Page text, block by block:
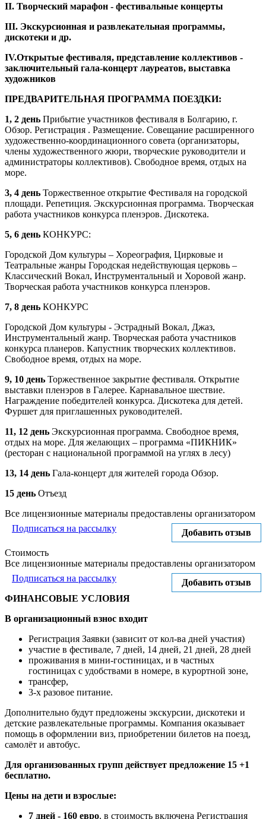
II. Творческий марафон - фестивальные концерты
III. Экскурсионная и развлекательная программы,
дискотеки и др.
IV.Открытые фестиваля, представление коллективов -
заключительный гала-концерт лауреатов, выставка
художников
ПРЕДВАРИТЕЛЬНАЯ ПРОГРАММА ПОЕЗДКИ:
1, 2 день Прибытие участников фестиваля в Болгарию, г.
Обзор. Регистрация . Размещение. Совещание расширенного
художественно-координационного совета (организаторы,
члены художественного жюри, творческие руководители и
администраторы коллективов). Свободное время, отдых на
море.
3, 4 день Торжественное открытие Фестиваля на городской
площади. Репетиция. Экскурсионная программа. Творческая
работа участников конкурса пленэров. Дискотека.
5, 6 день КОНКУРС:
Городской Дом культуры – Хореография, Цирковые и
Театральные жанры Городская недействующая церковь –
Классический Вокал, Инструментальный и Хоровой жанр.
Творческая работа участников конкурса пленэров.
7, 8 день КОНКУРС
Городской Дом культуры - Эстрадный Вокал, Джаз,
Инструментальный жанр. Творческая работа участников
конкурса планеров. Капустник творческих коллективов.
Свободное время, отдых на море.
9, 10 день Торжественное закрытие фестиваля. Открытие
выставки пленэров в Галерее. Карнавальное шествие.
Награждение победителей конкурса. Дискотека для детей.
Фуршет для приглашенных руководителей.
11, 12 день Экскурсионная программа. Свободное время,
отдых на море. Для желающих – программа «ПИКНИК»
(ресторан с национальной программой на углях в лесу)
13, 14 день Гала-концерт для жителей города Обзор.
15 день Отъезд
Все лицензионные материалы предоставлены организатором
Добавить отзыв
Подписаться на рассылку
Стоимость
Все лицензионные материалы предоставлены организатором
Добавить отзыв
Подписаться на рассылку
ФИНАНСОВЫЕ УСЛОВИЯ
В организационный взнос входит
Регистрация Заявки (зависит от кол-ва дней участия)
участие в фестивале, 7 дней, 14 дней, 21 дней, 28 дней
проживания в мини-гостиницах, и в частных
гостиницах с удобствами в номере, в курортной зоне,
трансфер,
3-х разовое питание.
Дополнительно будут предложены экскурсии, дискотеки и
детские развлекательные программы. Компания оказывает
помощь в оформлении виз, приобретении билетов на поезд,
самолёт и автобус.
Для организованных групп действует предложение 15 +1
бесплатно.
Цены на дети и взрослые:
7 дней - 160 евро, в стоимость включена Регистрация